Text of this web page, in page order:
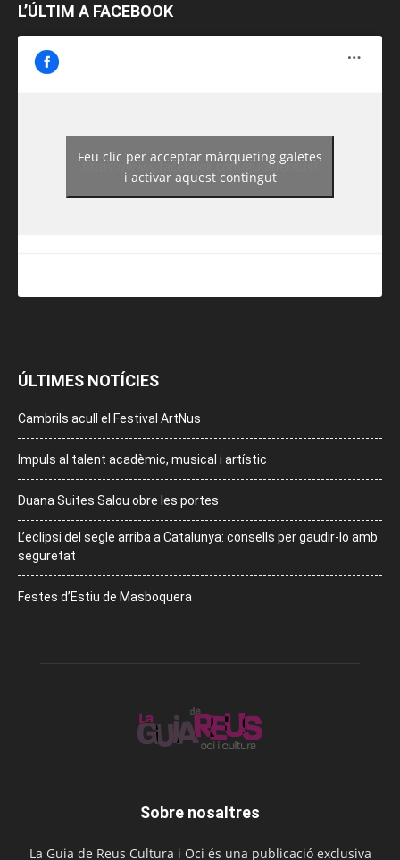
L’ÚLTIM A FACEBOOK
https://www.facebook.com/guiadereus/
Feu clic per acceptar màrqueting galetes
i activar aquest contingut
ÚLTIMES NOTÍCIES
Cambrils acull el Festival ArtNus
Impuls al talent acadèmic, musical i artístic
Duana Suites Salou obre les portes
L’eclipsi del segle arriba a Catalunya: consells per gaudir-lo amb
seguretat
Festes d’Estiu de Masboquera
Sobre nosaltres
La Guia de Reus Cultura i Oci és una publicació exclusiva